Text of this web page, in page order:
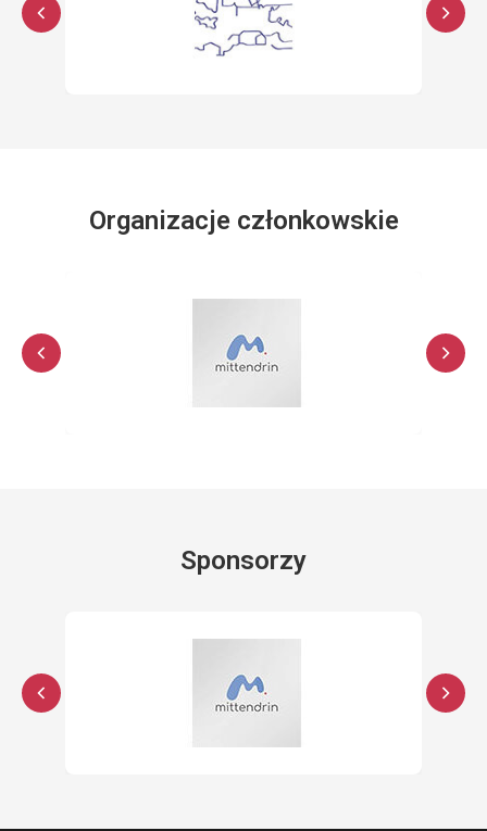
Organizacje członkowskie
Sponsorzy